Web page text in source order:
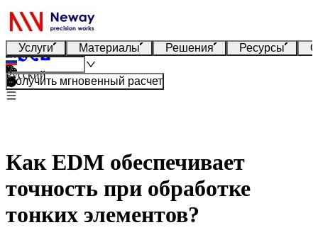
Услуги Материалы Решения Ресурсы
Русский
Получить мгновенный расчет
Как EDM обеспечивает
точность при обработке
тонких элементов?